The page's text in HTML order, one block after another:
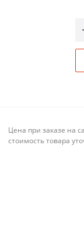
Цена при заказе на
стоимость товара